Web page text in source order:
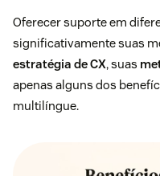
Oferecer suporte em
significativamente suas
estratégia de CX, suas
apenas alguns dos
multilíngue.